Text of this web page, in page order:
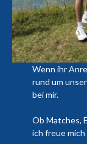
Wenn ihr
rund um
bei mir.
Ob Matches,
ich freue